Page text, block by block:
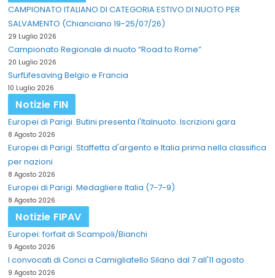
CAMPIONATO ITALIANO DI CATEGORIA ESTIVO DI NUOTO PER
SALVAMENTO (Chianciano 19-25/07/26)
29 Luglio 2026
Campionato Regionale di nuoto “Road to Rome”
20 Luglio 2026
SurfLifesaving Belgio e Francia
10 Luglio 2026
Notizie FIN
Europei di Parigi. Butini presenta l'Italnuoto. Iscrizioni gara
8 Agosto 2026
Europei di Parigi. Staffetta d'argento e Italia prima nella classifica
per nazioni
8 Agosto 2026
Europei di Parigi. Medagliere Italia (7-7-9)
8 Agosto 2026
Notizie FIPAV
Europei: forfait di Scampoli/Bianchi
9 Agosto 2026
I convocati di Conci a Camigliatello Silano dal 7 all'11 agosto
9 Agosto 2026